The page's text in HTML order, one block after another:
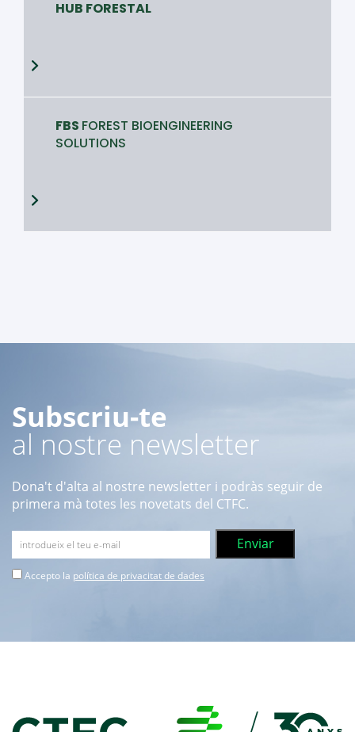
HUB FORESTAL
FBS FOREST BIOENGINEERING
SOLUTIONS
Subscriu-te
al nostre newsletter
Dona't d'alta al nostre newsletter i podràs seguir de
primera mà totes les novetats del CTFC.
Accepto la política de privacitat de dades